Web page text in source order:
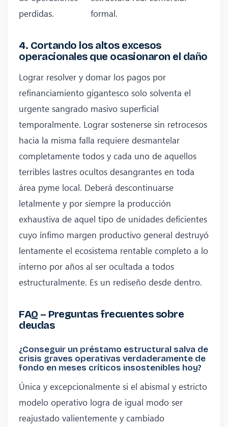
perdidas.
formal.
4. Cortando los altos excesos
operacionales que ocasionaron el daño
Lograr resolver y domar los pagos por
refinanciamiento gigantesco solo solventa el
urgente sangrado masivo superficial
temporalmente. Lograr sostenerse sin retrocesos
hacia la misma falla requiere desmantelar
completamente todos y cada uno de aquellos
terribles lastres ocultos desangrantes en toda
área pyme local. Deberá descontinuarse
letalmente y por siempre la producción
exhaustiva de aquel tipo de unidades deficientes
cuyo ínfimo margen productivo general destruyó
lentamente el ecosistema rentable completo a lo
interno por años al ser ocultada a todos
estructuralmente. Es un rediseño desde dentro.
FAQ – Preguntas frecuentes sobre
deudas
¿Conseguir un préstamo estructural salva de
crisis graves operativas verdaderamente de
fondo en meses críticos insostenibles hoy?
Única y excepcionalmente si el abismal y estricto
modelo operativo logra de igual modo ser
reajustado valientemente y cambiado